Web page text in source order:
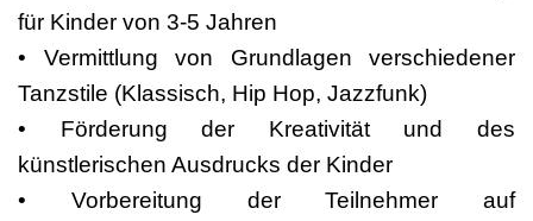
für Kinder von 3-5 Jahren
•⁠ ⁠Vermittlung von Grundlagen verschiedener
Tanzstile (Klassisch, Hip Hop, Jazzfunk)
•⁠ ⁠Förderung der Kreativität und des
künstlerischen Ausdrucks der Kinder
•⁠ ⁠Vorbereitung der Teilnehmer auf